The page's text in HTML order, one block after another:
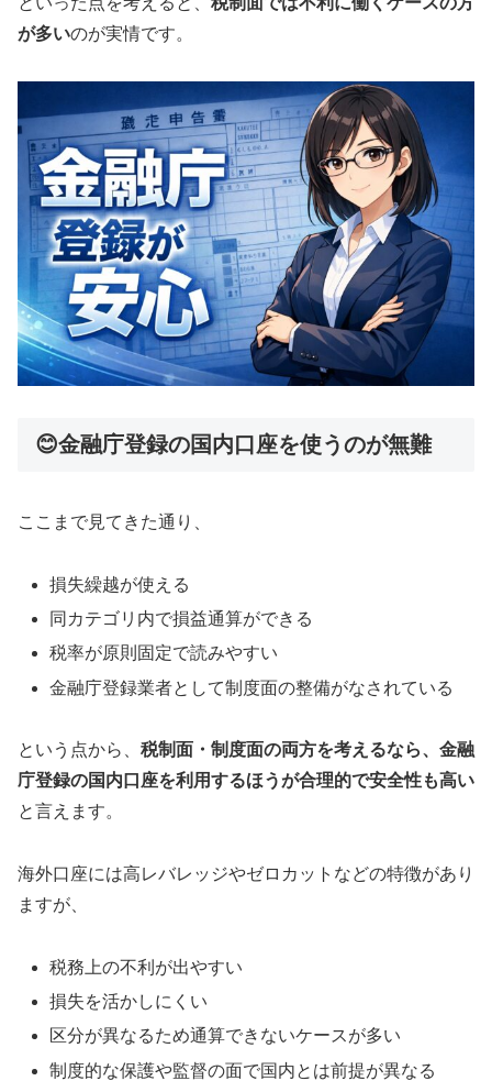
が多いのが実情です。
😊金融庁登録の国内口座を使うのが無難
ここまで見てきた通り、
損失繰越が使える
同カテゴリ内で損益通算ができる
税率が原則固定で読みやすい
金融庁登録業者として制度面の整備がなされている
という点から、 税制面・制度面の両方を考えるなら、金融
庁登録の国内口座を利用するほうが合理的で安全性も高い
と言えます。
海外口座には高レバレッジやゼロカットなどの特徴があり
ますが、
税務上の不利が出やすい
損失を活かしにくい
区分が異なるため通算できないケースが多い
制度的な保護や監督の面で国内とは前提が異なる